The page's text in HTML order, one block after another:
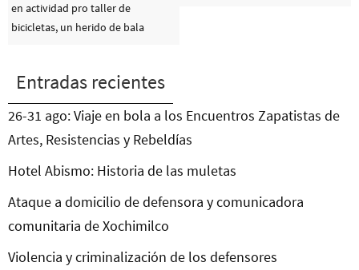
en actividad pro taller de
bicicletas, un herido de bala
Entradas recientes
26-31 ago: Viaje en bola a los Encuentros Zapatistas de
Artes, Resistencias y Rebeldías
Hotel Abismo: Historia de las muletas
Ataque a domicilio de defensora y comunicadora
comunitaria de Xochimilco
Violencia y criminalización de los defensores